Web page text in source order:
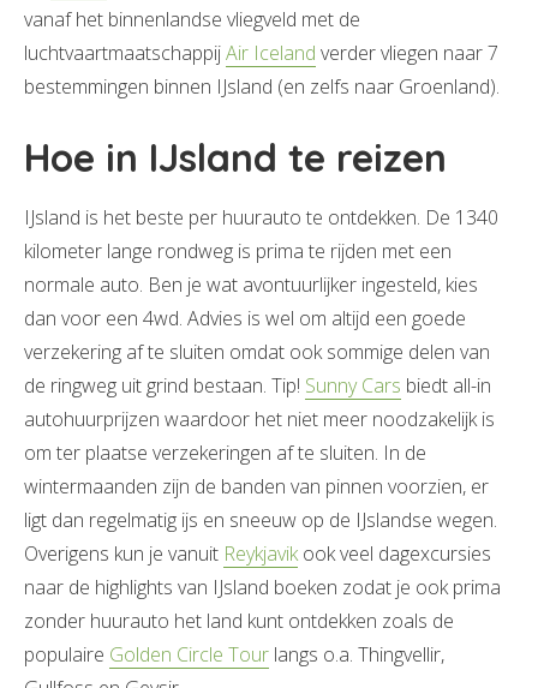
vanaf het binnenlandse vliegveld met de
luchtvaartmaatschappijAir Iceland verder vliegen naar 7
bestemmingen binnen IJsland (en zelfs naar Groenland).
Hoe in IJsland te reizen
IJsland is het beste per huurauto te ontdekken. De 1340
kilometer lange rondweg is prima te rijden met een
normale auto. Ben je wat avontuurlijker ingesteld, kies
dan voor een 4wd. Advies is wel om altijd een goede
verzekering af te sluiten omdat ook sommige delen van
de ringweg uit grind bestaan. Tip! Sunny Cars biedt all-in
autohuurprijzen waardoor het niet meer noodzakelijk is
om ter plaatse verzekeringen af te sluiten. In de
wintermaanden zijn de banden van pinnen voorzien, er
ligt dan regelmatig ijs en sneeuw op de IJslandse wegen.
Overigens kun je vanuit Reykjavikook veel dagexcursies
naar de highlights van IJsland boeken zodat je ook prima
zonder huurauto het land kunt ontdekken zoals de
populaire Golden Circle Tour langs o.a. Thingvellir,